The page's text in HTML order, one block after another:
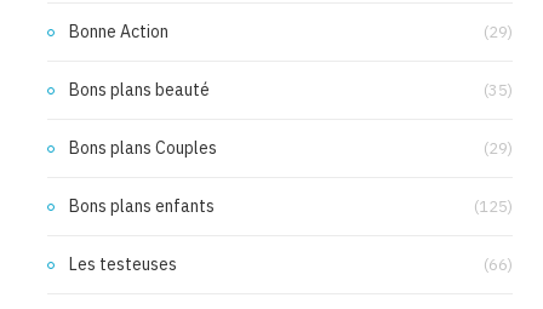
Bonne Action (29)
Bons plans beauté (35)
Bons plans Couples (29)
Bons plans enfants (125)
Les testeuses (66)